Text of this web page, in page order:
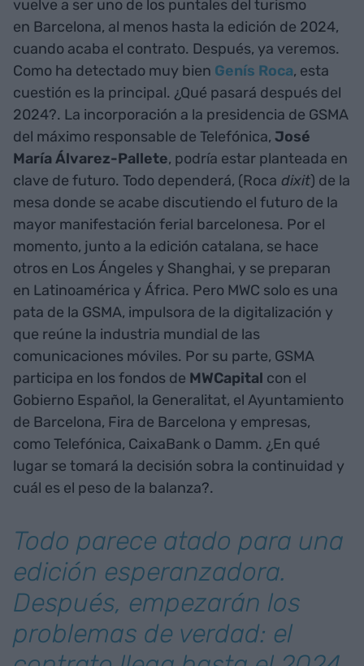
vuelve a ser uno de los puntales del turismo
en Barcelona, al menos hasta la edición de 2024,
cuando acaba el contrato. Después, ya veremos.
Como ha detectado muy bien Genís Roca, esta
cuestión es la principal. ¿Qué pasará después del
2024?. La incorporación a la presidencia de GSMA
del máximo responsable de Telefónica, José
María Álvarez-Pallete, podría estar planteada en
clave de futuro. Todo dependerá, (Roca dixit) de la
mesa donde se acabe discutiendo el futuro de la
mayor manifestación ferial barcelonesa. Por el
momento, junto a la edición catalana, se hace
otros en Los Ángeles y Shanghai, y se preparan
en Latinoamérica y África. Pero MWC solo es una
pata de la GSMA, impulsora de la digitalización y
que reúne la industria mundial de las
comunicaciones móviles. Por su parte, GSMA
participa en los fondos de MWCapital con el
Gobierno Español, la Generalitat, el Ayuntamiento
de Barcelona, Fira de Barcelona y empresas,
como Telefónica, CaixaBank o Damm. ¿En qué
lugar se tomará la decisión sobra la continuidad y
cuál es el peso de la balanza?.
Todo parece atado para una
edición esperanzadora.
Después, empezarán los
problemas de verdad: el